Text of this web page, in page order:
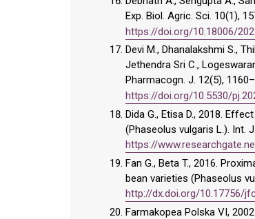
Exp. Biol. Agric. Sci. 10(1),
https://doi.org/10.18006/
Devi M., Dhanalakshmi S.,
Jethendra Sri C.,
Pharmacogn. J. 12(5),
https://doi.org/10.5530/
Dida G., Etisa D., 2018.
(Phaseolus vulgaris L.). Int.
https://
Fan G., Beta T., 2016.
bean varieties (Phaseolus
http://dx.doi.org/10.17756/
Farmakopea Polska VI,